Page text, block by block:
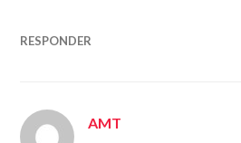
RESPONDER
AMT